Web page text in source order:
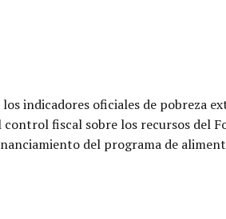
indicadores oficiales de pobreza
fiscal sobre los recursos del
del programa de